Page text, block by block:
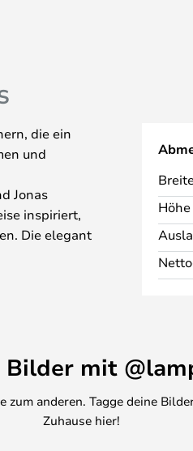
die ein
und
Jonas
inspiriert,
Die elegant
Variationen
auch
Höhe
Bilder mit
zum anderen. Tagge deine
Zuhause hier!